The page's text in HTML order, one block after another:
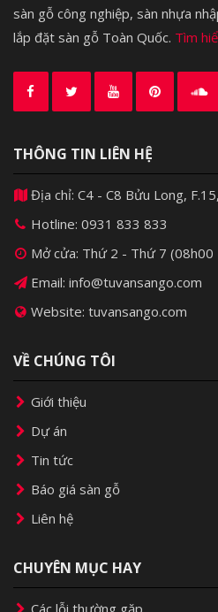
sàn gỗ công nghiệp, sàn nhựa
lắp đặt sàn gỗ Toàn Quốc. Tìm
THÔNG TIN LIÊN HỆ
Địa chỉ: C4 - C8 Bửu Long,
Hotline: 0931 833 833
Mở cửa: Thứ 2 - Thứ 7 (08h00
Email: info@tuvansango.com
Website: tuvansango.com
VỀ CHÚNG TÔI
Giới thiệu
Dự án
Tin tức
Báo giá sàn gỗ
Liên hệ
CHUYÊN MỤC HAY